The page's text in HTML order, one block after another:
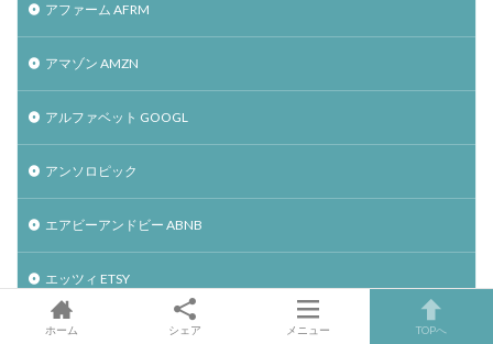
アファーム AFRM
アマゾン AMZN
アルファベット GOOGL
アンソロピック
エアビーアンドビー ABNB
エッツィ ETSY
エヌビディアNVDA
ホーム シェア メニュー TOPへ